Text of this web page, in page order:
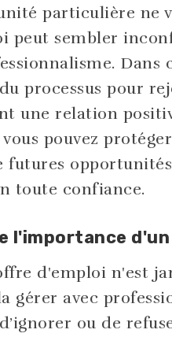
particulière ne
peut sembler
Dans
processus pour
une relation
pouvez
futures
toute confiance.
l'importance
d'emploi n'est
gérer avec
ou de